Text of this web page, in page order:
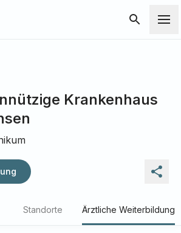
Krankenhaus
Standorte Ärztliche Weiterbildung